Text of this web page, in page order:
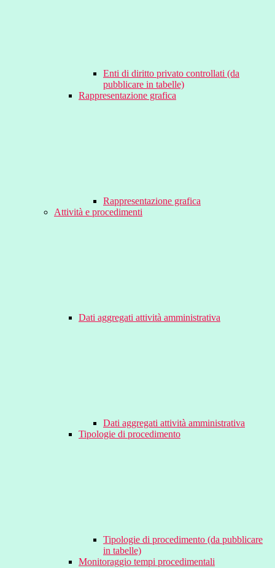
Enti di diritto privato controllati (da
pubblicare in tabelle)
Rappresentazione grafica
Rappresentazione grafica
Attività e procedimenti
Dati aggregati attività amministrativa
Dati aggregati attività amministrativa
Tipologie di procedimento
Tipologie di procedimento (da pubblicare
in tabelle)
Monitoraggio tempi procedimentali